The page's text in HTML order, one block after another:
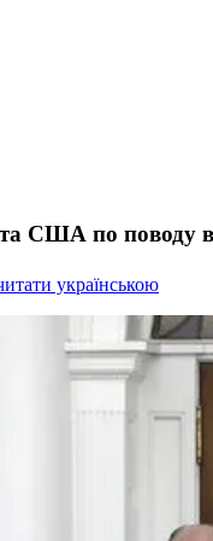
США по поводу
українською